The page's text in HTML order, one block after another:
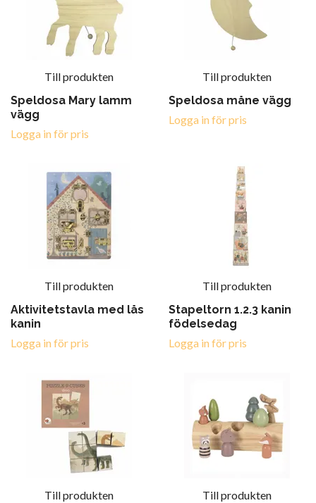
Till produkten
Speldosa Mary lamm
vägg
Logga in för pris
Till produkten
Speldosa måne vägg
Logga in för pris
Till produkten
Aktivitetstavla med lås
kanin
Logga in för pris
Till produkten
Stapeltorn 1.2.3 kanin
födelsedag
Logga in för pris
Till produkten
Till produkten